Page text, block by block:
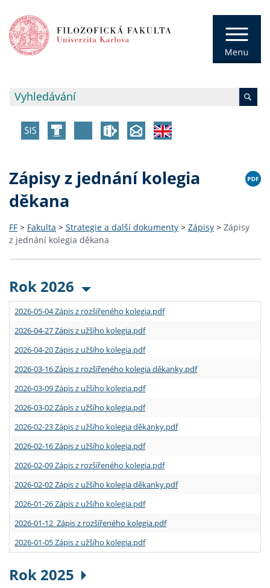
Zápisy z jednání kolegia
děkana
FF > Fakulta > Strategie a další dokumenty > Zápisy > Zápisy
z jednání kolegia děkana
Rok 2026
2026-05-04 Zápis z rozšířeného kolegia.pdf
2026-04-27 Zápis z užšího kolegia.pdf
2026-04-20 Zápis z užšího kolegia.pdf
2026-03-16 Zápis z rozšířeného kolegia děkanky.pdf
2026-03-09 Zápis z užšího kolegia.pdf
2026-03-02 Zápis z užšího kolegia.pdf
2026-02-23 Zápis z užšího kolegia děkanky.pdf
2026-02-16 Zápis z užšího kolegia.pdf
2026-02-09 Zápis z rozšířeného kolegia.pdf
2026-02-02 Zápis z užšího kolegia děkanky.pdf
2026-01-26 Zápis z užšího kolegia.pdf
2026-01-12 Zápis z rozšířeného kolegia.pdf
2026-01-05 Zápis z užšího kolegia.pdf
Rok 2025